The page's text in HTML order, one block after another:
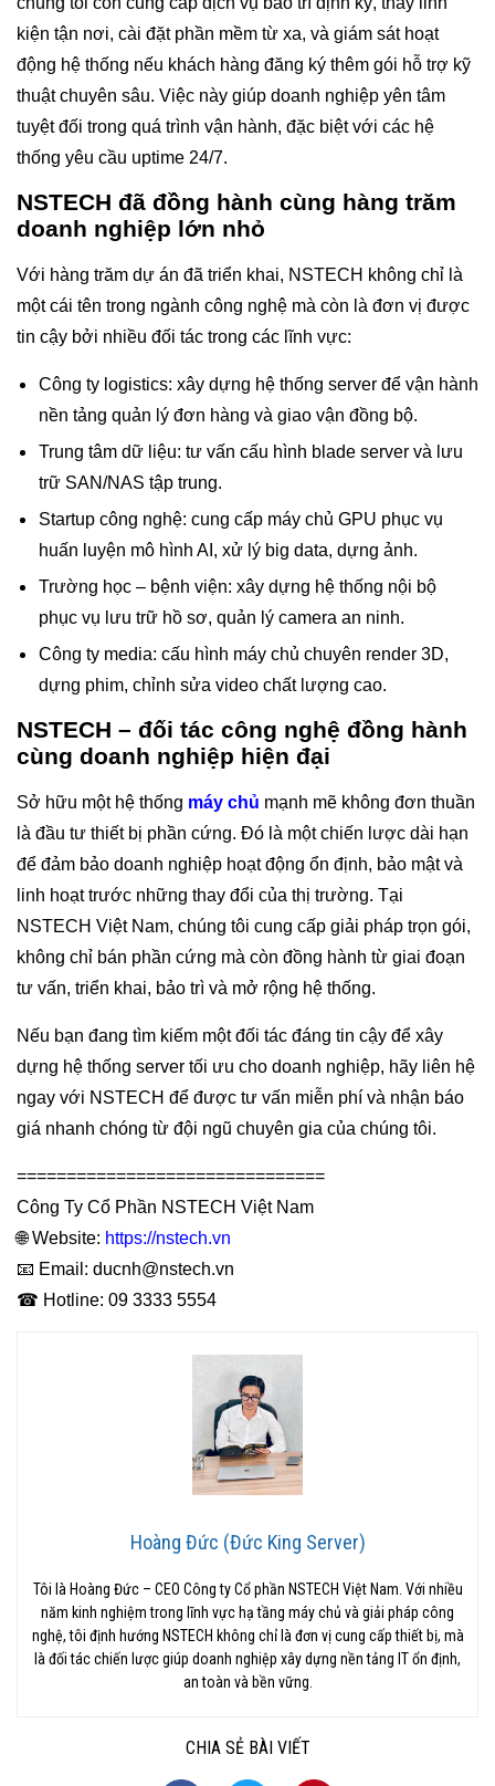
kiện tận nơi, cài đặt phần mềm từ xa, và giám sát hoạt
động hệ thống nếu khách hàng đăng ký thêm gói hỗ trợ kỹ
thuật chuyên sâu. Việc này giúp doanh nghiệp yên tâm
tuyệt đối trong quá trình vận hành, đặc biệt với các hệ
thống yêu cầu uptime 24/7.
NSTECH đã đồng hành cùng hàng trăm
doanh nghiệp lớn nhỏ
Với hàng trăm dự án đã triển khai, NSTECH không chỉ là
một cái tên trong ngành công nghệ mà còn là đơn vị được
tin cậy bởi nhiều đối tác trong các lĩnh vực:
Công ty logistics: xây dựng hệ thống server để vận hành
nền tảng quản lý đơn hàng và giao vận đồng bộ.
Trung tâm dữ liệu: tư vấn cấu hình blade server và lưu
trữ SAN/NAS tập trung.
Startup công nghệ: cung cấp máy chủ GPU phục vụ
huấn luyện mô hình AI, xử lý big data, dựng ảnh.
Trường học – bệnh viện: xây dựng hệ thống nội bộ
phục vụ lưu trữ hồ sơ, quản lý camera an ninh.
Công ty media: cấu hình máy chủ chuyên render 3D,
dựng phim, chỉnh sửa video chất lượng cao.
NSTECH – đối tác công nghệ đồng hành
cùng doanh nghiệp hiện đại
Sở hữu một hệ thống máy chủ mạnh mẽ không đơn thuần
là đầu tư thiết bị phần cứng. Đó là một chiến lược dài hạn
để đảm bảo doanh nghiệp hoạt động ổn định, bảo mật và
linh hoạt trước những thay đổi của thị trường. Tại
NSTECH Việt Nam, chúng tôi cung cấp giải pháp trọn gói,
không chỉ bán phần cứng mà còn đồng hành từ giai đoạn
tư vấn, triển khai, bảo trì và mở rộng hệ thống.
Nếu bạn đang tìm kiếm một đối tác đáng tin cậy để xây
dựng hệ thống server tối ưu cho doanh nghiệp, hãy liên hệ
ngay với NSTECH để được tư vấn miễn phí và nhận báo
giá nhanh chóng từ đội ngũ chuyên gia của chúng tôi.
===============================
Công Ty Cổ Phần NSTECH Việt Nam
🌐 Website: https://nstech.vn
📧 Email: ducnh@nstech.vn
☎ Hotline: 09 3333 5554
Hoàng Đức (Đức King Server)
Tôi là Hoàng Đức – CEO Công ty Cổ phần NSTECH Việt Nam. Với nhiều
năm kinh nghiệm trong lĩnh vực hạ tầng máy chủ và giải pháp công
nghệ, tôi định hướng NSTECH không chỉ là đơn vị cung cấp thiết bị, mà
là đối tác chiến lược giúp doanh nghiệp xây dựng nền tảng IT ổn định,
an toàn và bền vững.
CHIA SẺ BÀI VIẾT